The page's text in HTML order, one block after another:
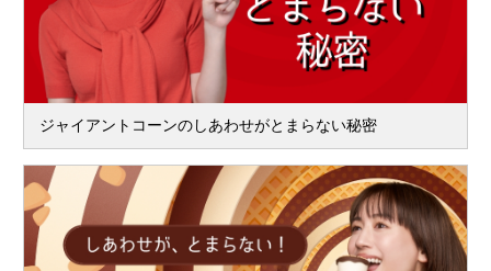
ジャイアントコーンのしあわせがとまらない秘密